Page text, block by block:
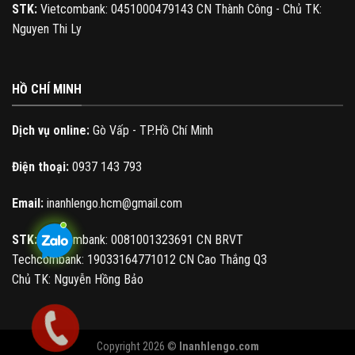
STK: Vietcombank: 0451000479143 CN Thành Công - Chủ TK:
Nguyen Thi Ly
HỒ CHÍ MINH
Dịch vụ online: Gò Vấp - TP.Hồ Chí Minh
Điện thoại: 0937 143 793
Email: inanhlengo.hcm@gmail.com
STK:Vietcombank: 0081001323691 CN BRVT
Techcombank: 19033164771012 CN Cao Thắng Q3
Chủ TK: Nguyễn Hồng Bảo
Copyright 2026 © Inanhlengo.com